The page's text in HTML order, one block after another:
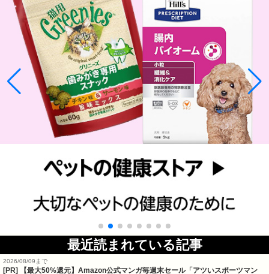
最近読まれている記事
2026/08/09まで
[PR]
【最大50%還元】Amazon公式マンガ毎週末セール「アツいスポーツマン